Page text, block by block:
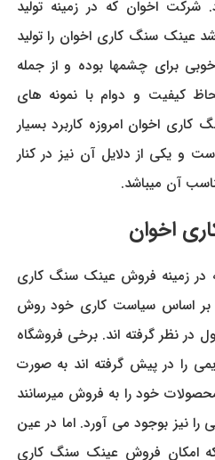
اخوان که در زمینه تولید
عینک سنگ کاری اخوان را تولید
برای چشمها بوده و از جمله
کیفیت و دوام با نمونه های
اخوان امروزه کاربرد بسیار
و یکی از دلایل آن نیز در کنار
آن میباشد.
اخوان
در زمینه فروش عینک سنگ کاری
بر اساس سیاست کاری خود روش
در نظر گرفته اند. برخی فروشگاه
را در پیش گرفته اند به صورت
خود را به فروش میرسانند
نیز بوجود می آورد. اما در عین
امکان فروش عینک سنگ کاری